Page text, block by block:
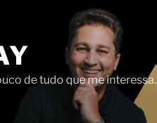
de tudo que me interessa.